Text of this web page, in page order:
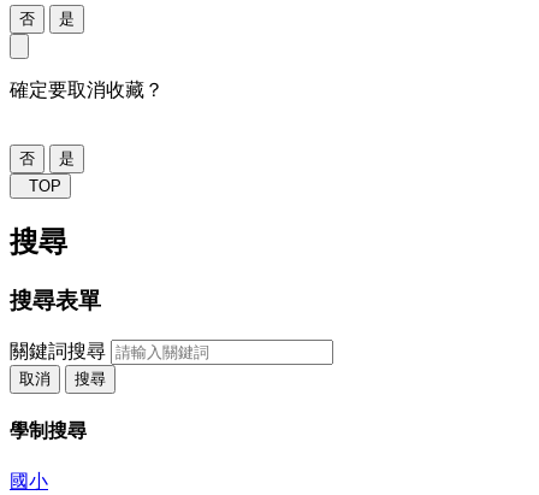
否 是
確定要取消收藏？
否
是
TOP
搜尋
搜尋表單
關鍵詞搜尋
取消 搜尋
學制搜尋
國小